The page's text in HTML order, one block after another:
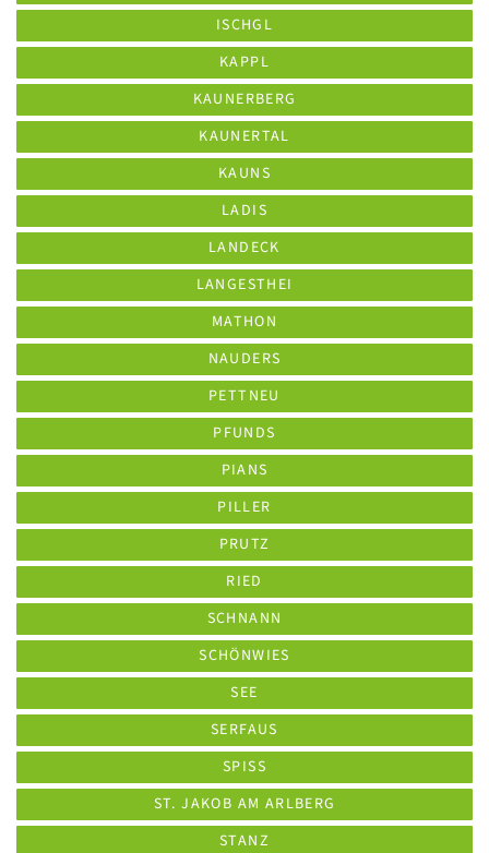
ISCHGL
KAPPL
KAUNERBERG
KAUNERTAL
KAUNS
LADIS
LANDECK
LANGESTHEI
MATHON
NAUDERS
PETTNEU
PFUNDS
PIANS
PILLER
PRUTZ
RIED
SCHNANN
SCHÖNWIES
SEE
SERFAUS
SPISS
ST. JAKOB AM ARLBERG
STANZ